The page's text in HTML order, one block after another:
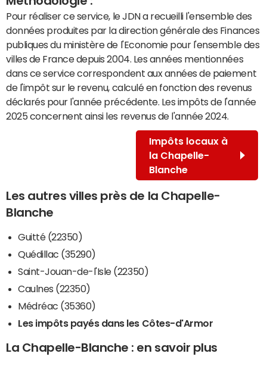
Pour réaliser ce service, le JDN a recueilli l'ensemble des
données produites par la direction générale des Finances
publiques du ministère de l'Economie pour l'ensemble des
villes de France depuis 2004. Les années mentionnées
dans ce service correspondent aux années de paiement
de l'impôt sur le revenu, calculé en fonction des revenus
déclarés pour l'année précédente. Les impôts de l'année
2025 concernent ainsi les revenus de l'année 2024.
Impôts locaux à
la Chapelle-
Blanche
Les autres villes près de la Chapelle-
Blanche
Guitté (22350)
Quédillac (35290)
Saint-Jouan-de-l'Isle (22350)
Caulnes (22350)
Médréac (35360)
Les impôts payés dans les Côtes-d'Armor
La Chapelle-Blanche : en savoir plus